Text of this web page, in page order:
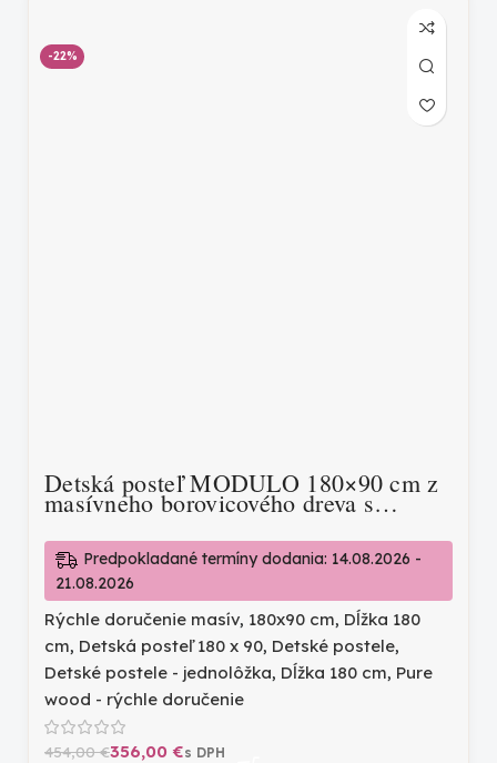
-22%
Detská posteľ MODULO 180×90 cm z
masívneho borovicového dreva s
bezpečnostnou zábranou
Predpokladané termíny dodania: 14.08.2026 -
21.08.2026
Rýchle doručenie masív, 180x90 cm, Dĺžka 180
cm, Detská posteľ 180 x 90, Detské postele,
Detské postele - jednolôžka, Dĺžka 180 cm, Pure
wood - rýchle doručenie
454,00€356,00 €